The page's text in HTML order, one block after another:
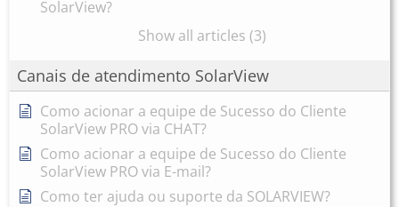
SolarView?
Show all articles (3)
Canais de atendimento SolarView
Como acionar a equipe de Sucesso do Cliente
SolarView PRO via CHAT?
Como acionar a equipe de Sucesso do Cliente
SolarView PRO via E-mail?
Como ter ajuda ou suporte da SOLARVIEW?